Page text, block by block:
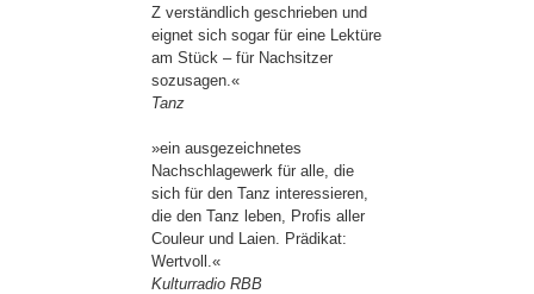
Z verständlich geschrieben und
eignet sich sogar für eine Lektüre
am Stück – für Nachsitzer
sozusagen.«
Tanz
»ein ausgezeichnetes
Nachschlagewerk für alle, die
sich für den Tanz interessieren,
die den Tanz leben, Profis aller
Couleur und Laien. Prädikat:
Wertvoll.«
Kulturradio RBB